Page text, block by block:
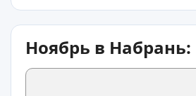
Ноябрь в